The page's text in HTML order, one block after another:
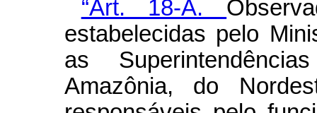
“Art. 18-A.
estabelecidas pelo
as
Amazônia, do